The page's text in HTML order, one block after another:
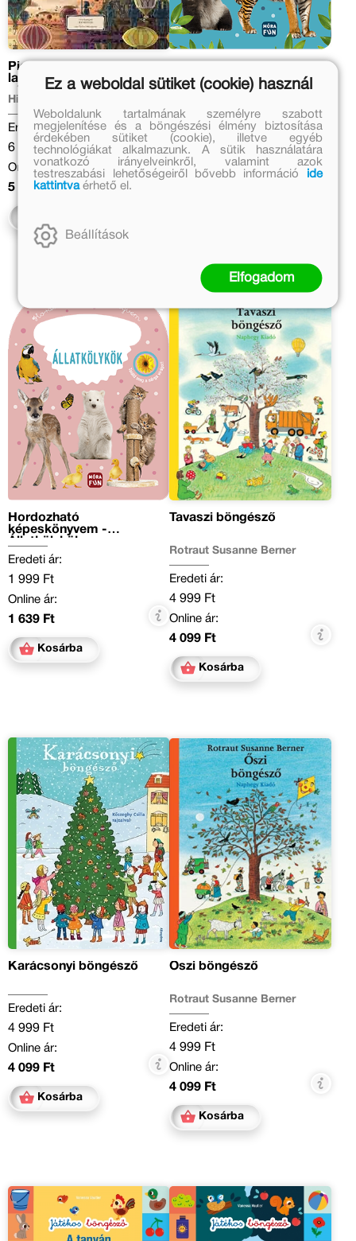
Pierre, a
labirintusnyomozó - Az égi
várkastély titka
Hiro Kamigaki
Eredeti ár:
6 999 Ft
Online ár:
5 739 Ft
képeskönyvem - A világ
állatai
Eredeti ár:
1 999 Ft
Online ár:
1 639 Ft
Hordozható
képeskönyvem -
Eredeti ár:
1 999 Ft
Online ár:
1 639 Ft
Kosárba
Tavaszi böngésző
Rotraut Susanne Berner
Eredeti ár:
4 999 Ft
Online ár:
4 099 Ft
Kosárba
Karácsonyi böngésző
Eredeti ár:
4 999 Ft
Online ár:
4 099 Ft
Kosárba
Őszi böngésző
Rotraut Susanne Berner
Eredeti ár:
4 999 Ft
Online ár:
4 099 Ft
Kosárba
Ez a weboldal sütiket (cookie) használ
Weboldalunk tartalmának személyre szabott
megjelenítése és a böngészési élmény biztosítása
érdekében sütiket (cookie), illetve egyéb
technológiákat alkalmazunk. A sütik használatára
vonatkozó irányelveinkről, valamint azok
testreszabási lehetőségeiről bővebb információ
ide
kattintvaérhető el.
Beállítások
Elfogadom